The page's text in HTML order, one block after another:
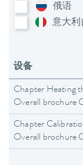
俄语
意大利​
设备
Chapter Heating
Overall brochure
Chapter
Overall brochure